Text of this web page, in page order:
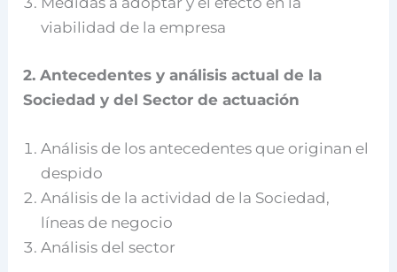
viabilidad de la empresa
2. Antecedentes y análisis actual de la
Sociedad y del Sector de actuación
Análisis de los antecedentes que originan el
despido
Análisis de la actividad de la Sociedad,
líneas de negocio
Análisis del sector